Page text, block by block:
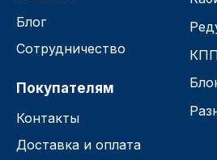
Блог
Сотрудничество
Покупателям
Контакты
Доставка и оплата